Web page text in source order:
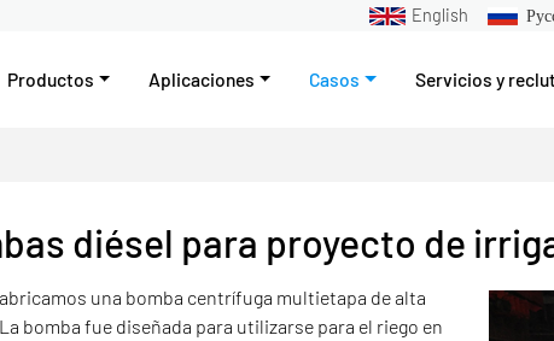
English
Productos Aplicaciones Casos Servicios y
diésel para proyecto de
una bomba centrífuga multietapa de alta
bomba fue diseñada para utilizarse para el riego en